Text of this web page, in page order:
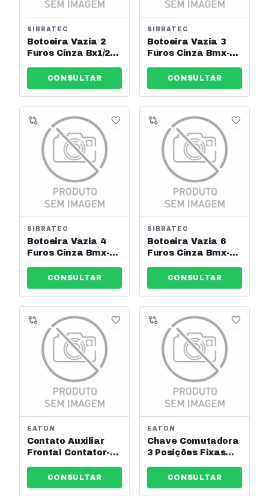
SIBRATEC
Botoeira Vazia 2
Furos Cinza Bx1/2
CONSULTAR
SIBRATEC
Botoeira Vazia 3
Furos Cinza Bmx-
CONSULTAR
SIBRATEC
Botoeira Vazia 4
Furos Cinza Bmx-
CONSULTAR
SIBRATEC
Botoeira Vazia 6
Furos Cinza Bmx-
CONSULTAR
EATON
Contato Auxiliar
Frontal Contator-
Eaton Ref: Dilm150-
Xhi31
CONSULTAR
EATON
Chave Comutadora
3 Posições Fixas
Ean70024629
CONSULTAR